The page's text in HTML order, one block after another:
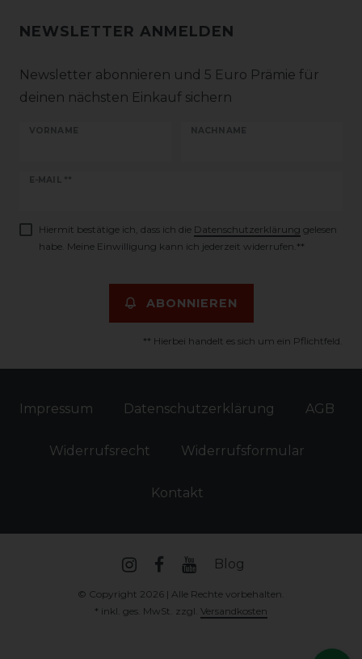
NEWSLETTER ANMELDEN
Newsletter abonnieren und 5 Euro Prämie für
deinen nächsten Einkauf sichern
VORNAME NACHNAME
E-MAIL **
Newsletter
Hiermit bestätige ich, dass ich die Daten­schutz­erklärung gelesen
habe. Meine Einwilligung kann ich jederzeit widerrufen.**
ABONNIEREN
** Hierbei handelt es sich um ein Pflichtfeld.
Impressum Daten­schutz­erklärung AGB
Widerrufs­recht Widerrufs­formular
Kontakt
Blog
© Copyright 2026 | Alle Rechte vorbehalten.
* inkl. ges. MwSt. zzgl. Versandkosten